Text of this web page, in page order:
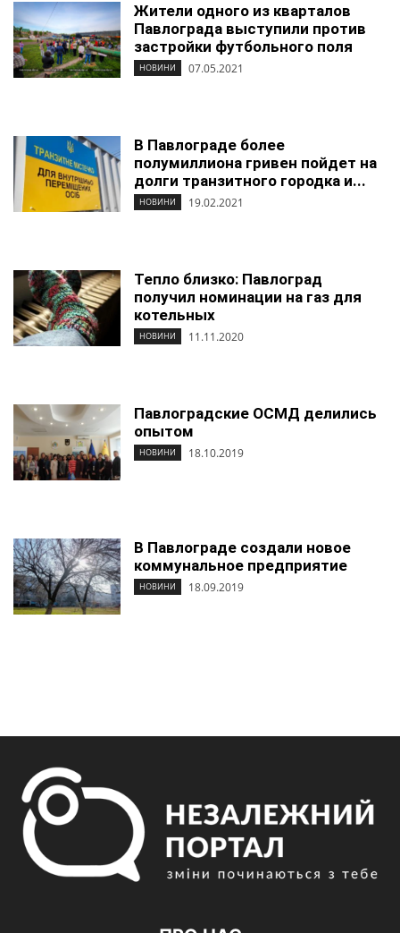
Жители одного из кварталов
Павлограда выступили против
застройки футбольного поля
НОВИНИ 07.05.2021
В Павлограде более
полумиллиона гривен пойдет на
долги транзитного городка и...
НОВИНИ 19.02.2021
Тепло близко: Павлоград
получил номинации на газ для
котельных
НОВИНИ 11.11.2020
Павлоградские ОСМД делились
опытом
НОВИНИ 18.10.2019
В Павлограде создали новое
коммунальное предприятие
НОВИНИ 18.09.2019